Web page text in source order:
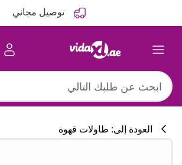
توصيل مجاني
العودة إلى: طاولات قهوة